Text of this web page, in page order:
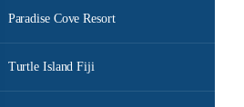
Paradise Cove Resort
Turtle Island Fiji